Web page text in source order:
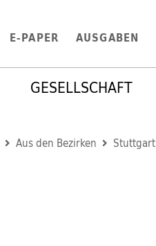
E-PAPER AUSGABEN
GESELLSCHAFT
Aus den Bezirken Stuttgart